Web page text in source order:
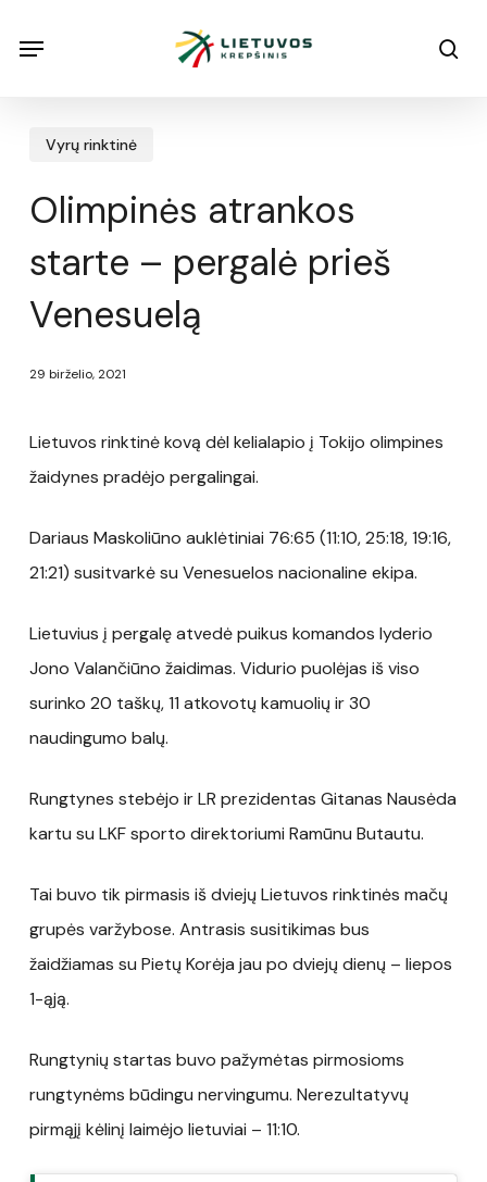
Menu
Vyrų rinktinė
Olimpinės atrankos
starte – pergalė prieš
Venesuelą
29 birželio, 2021
Lietuvos rinktinė kovą dėl kelialapio į Tokijo olimpines
žaidynes pradėjo pergalingai.
Dariaus Maskoliūno auklėtiniai 76:65 (11:10, 25:18, 19:16,
21:21) susitvarkė su Venesuelos nacionaline ekipa.
Lietuvius į pergalę atvedė puikus komandos lyderio
Jono Valančiūno žaidimas. Vidurio puolėjas iš viso
surinko 20 taškų, 11 atkovotų kamuolių ir 30
naudingumo balų.
Rungtynes stebėjo ir LR prezidentas Gitanas Nausėda
kartu su LKF sporto direktoriumi Ramūnu Butautu.
Tai buvo tik pirmasis iš dviejų Lietuvos rinktinės mačų
grupės varžybose. Antrasis susitikimas bus
žaidžiamas su Pietų Korėja jau po dviejų dienų – liepos
1-ąją.
Rungtynių startas buvo pažymėtas pirmosioms
rungtynėms būdingu nervingumu. Nerezultatyvų
pirmąjį kėlinį laimėjo lietuviai – 11:10.